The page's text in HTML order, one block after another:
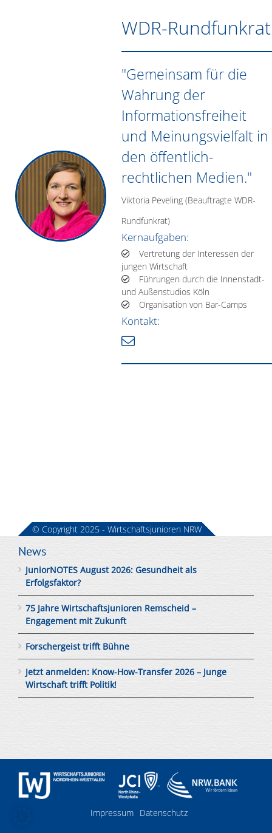
WDR-Rundfunkrat
"Gemeinsam für die
Wahrung der
Informationsfreiheit
und Meinungsvielfalt in
den öffentlich-
rechtlichen Medien."
Viktoria Peveling (Beauftragte WDR-
Rundfunkrat)
Kernaufgaben:
Vertretung der Interessen der
jungen Wirtschaft
Führungen durch die Innenstadt-
und Außenstudios Köln
Organisation von Bar-Camps
Kontakt:
News
JuniorNOTES August 2026: Gesundheit als
Erfolgsfaktor?
75 Jahre Wirtschaftsjunioren Remscheid –
Engagement mit Zukunft
Forschergeist trifft Bühne
Jetzt anmelden: Know-How-Transfer 2026 – Junge
Wirtschaft trifft Politik!
© Copyright 2025 - Wirtschaftsjunioren NRW
Impressum Datenschutz